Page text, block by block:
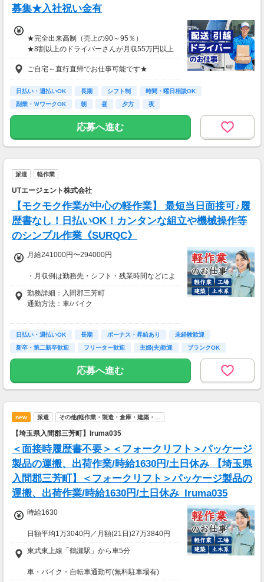
募集★入社祝い金有
★完全出来高制（売上の90～95％）
★8割以上のドライバーさんが月収55万円以上
★支度金5～25万円補助あり（規定有）
★選べる入社祝い金アリ
⇒「初回稼働1か月後に3万円」or「1年後に10
万円」or「2年後に20万円」選べます！
ご都合にあわせてルートや個数は調整可能！
※1日2万円保証の案件もあり！
＊現金手渡し・日払いご相談OK
＊前払い制度あり（稼働分のみ）
【日収例】
売上2万1600円（1個160円×135個）×90％=約
1万9000円
売上65万2800円(1個160円×170個×24日)×90％
※上記は一例です。
ご自宅～直行直帰でお仕事可能です★
日払い・週払いOK 長期 シフト制
時間・曜日相談OK
副業・ＷワークOK
朝 昼 夕方 夜
応募へ進む
派遣 軽作業
UTエージェント株式会社
【モクモク作業が中心の軽作業】 最短当日面接可♪履
歴書なし！日払いOK！カンタンな組立や機械操作等
のシンプル作業《SURQC》
月給241000円〜294000円
・月収例は勤務先・シフト・残業時間などによ
り変動します
・各種手当あり（残業手当、休出手当、深夜勤
務がある場合は深夜手当 など）
■日払い制度（新制度）※規定あり
・最短5分で働いた分の給与を口座受取可能
・スマホからカンタン申請
・1,000円単位で利用可能
■交通費 上限30,000円まで支給 ※会社規定有
り
勤務詳細：入間郡三芳町
通勤方法：車/バイク
※構内の（無料）駐車場利用OK
※募集の勤務地は面接地の一例です。
ご希望の地域や条件などを伺いながらあなた
日払い・週払いOK 長期 ボーナス・昇給あり
未経験歓迎
新卒・第二新卒歓迎
フリーター歓迎 主婦(夫)歓迎
ブランクOK
学歴不問
応募へ進む
new 派遣 その他(軽作業・製造・倉庫・建築・…
【埼玉県入間郡三芳町】Iruma035
＜面接時履歴書不要＞＜フォークリフト＞パッケージ
製品の運搬、出荷作業/時給1630円/土日休み 【埼玉県
入間郡三芳町】＜フォークリフト＞パッケージ製品の
運搬、出荷作業/時給1630円/土日休み_Iruma035
時給1630
日額平均1万3040円／月額(21日)27万3840円
（20H残込31万4600円 ）
※18歳以上
東武東上線「鶴瀬駅」から車5分
車・バイク・自転車通勤可(無料駐車場有)